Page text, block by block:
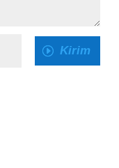
Kirim